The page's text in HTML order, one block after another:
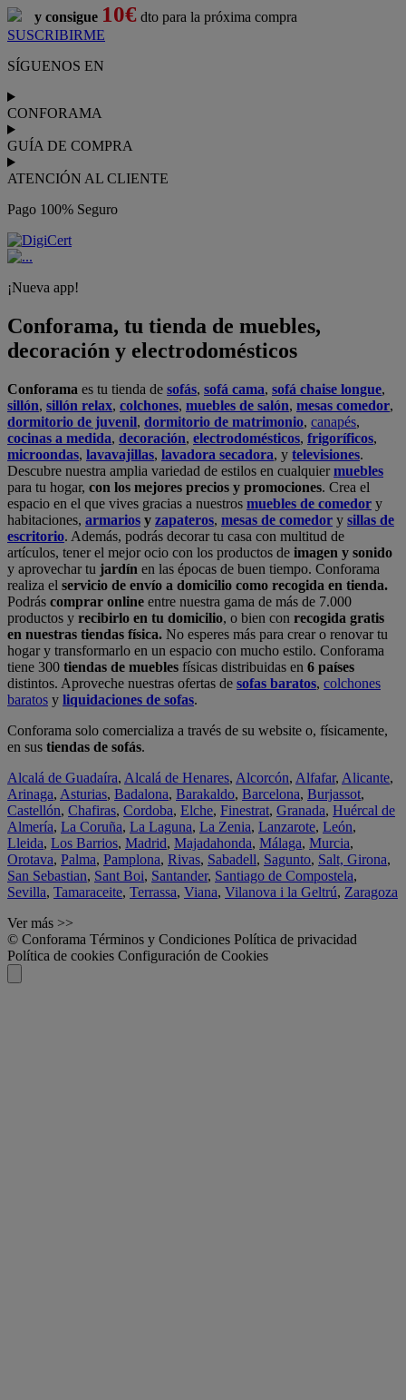
y consigue 10€ dto para la próxima compra
SUSCRIBIRME
SÍGUENOS EN
CONFORAMA
GUÍA DE COMPRA
ATENCIÓN AL CLIENTE
Pago 100% Seguro
¡Nueva app!
Conforama, tu tienda de muebles,
decoración y electrodomésticos
Conforama es tu tienda de sofás, sofá cama, sofá chaise longue,
sillón, sillón relax, colchones, muebles de salón, mesas comedor,
dormitorio de juvenil, dormitorio de matrimonio, canapés,
cocinas a medida, decoración, electrodomésticos, frigoríficos,
microondas, lavavajillas, lavadora secadora, y televisiones.
Descubre nuestra amplia variedad de estilos en cualquiermuebles
para tu hogar, con los mejores precios y promociones. Crea el
espacio en el que vives gracias a nuestros muebles de comedor y
habitaciones, armarios y zapateros, mesas de comedor y sillas de
escritorio. Además, podrás decorar tu casa con multitud de
artículos, tener el mejor ocio con los productos de imagen y sonido
y aprovechar tu jardín en las épocas de buen tiempo. Conforama
realiza el servicio de envío a domicilio como recogida en tienda.
Podrás comprar online entre nuestra gama de más de 7.000
productos y recibirlo en tu domicilio, o bien con recogida gratis
en nuestras tiendas física. No esperes más para crear o renovar tu
hogar y transformarlo en un espacio con mucho estilo. Conforama
tiene 300 tiendas de muebles físicas distribuidas en 6 países
distintos. Aproveche nuestras ofertas de sofas baratos, colchones
baratos y liquidaciones de sofas.
Conforama solo comercializa a través de su website o, físicamente,
en sus tiendas de sofás.
Alcalá de Guadaíra, Alcalá de Henares, Alcorcón, Alfafar, Alicante,
Arinaga, Asturias, Badalona, Barakaldo, Barcelona, Burjassot,
Castellón, Chafiras, Cordoba, Elche, Finestrat, Granada, Huércal de
Almería, La Coruña, La Laguna, La Zenia, Lanzarote, León,
Lleida, Los Barrios, Madrid, Majadahonda, Málaga, Murcia,
Orotava, Palma, Pamplona, Rivas, Sabadell, Sagunto, Salt, Girona,
San Sebastian, Sant Boi, Santander, Santiago de Compostela,
Sevilla, Tamaraceite, Terrassa, Viana, Vilanova i la Geltrú, Zaragoza
Ver más >>
© Conforama Términos y Condiciones Política de privacidad
Política de cookies Configuración de Cookies